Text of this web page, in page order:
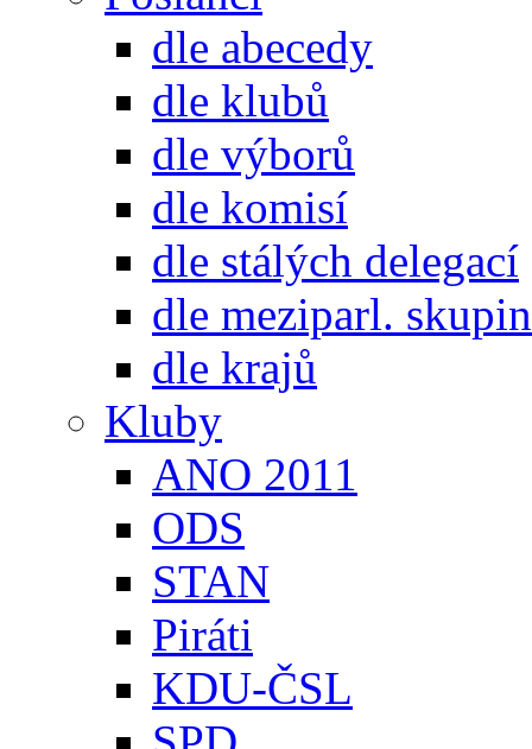
dle abecedy
dle klubů
dle výborů
dle komisí
dle stálých delegací
dle meziparl. skupin
dle krajů
Kluby
ANO 2011
ODS
STAN
Piráti
KDU-ČSL